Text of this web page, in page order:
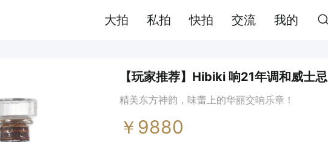
大拍 私拍 快拍 交流 我的
【玩家推荐】Hibiki 响21年调和威士忌
精美东方神韵，味蕾上的华丽交响乐章！
￥9880